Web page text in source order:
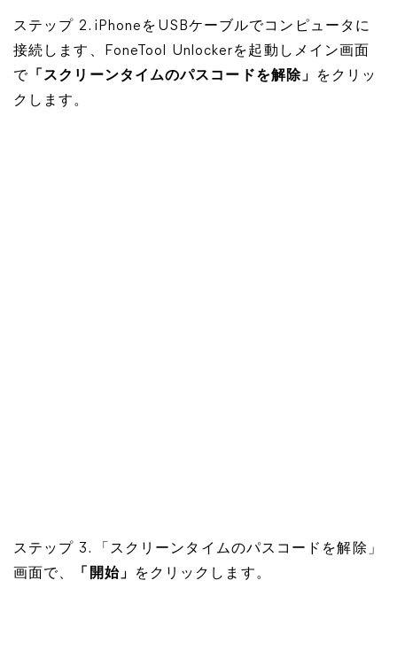
ステップ 2. iPhoneをUSBケーブルでコンピュータに
接続します、FoneTool Unlockerを起動しメイン画面
で 「スクリーンタイムのパスコードを解除」
をクリッ
クします。
ステップ 3. 「スクリーンタイムのパスコードを解除」
画面で、
「開始」 をクリックします。